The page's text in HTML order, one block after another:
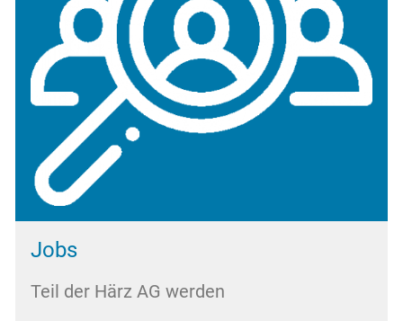
Jobs
Teil der Härz AG werden